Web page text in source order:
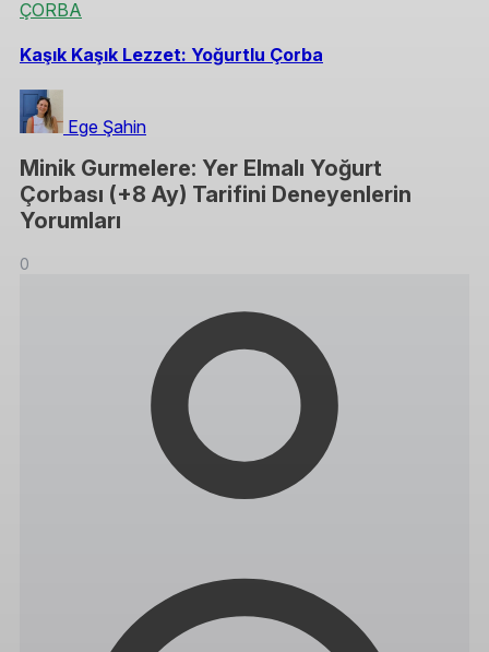
ÇORBA
Kaşık Kaşık Lezzet: Yoğurtlu Çorba
Ege Şahin
Minik Gurmelere: Yer Elmalı Yoğurt
Çorbası (+8 Ay) Tarifini Deneyenlerin
Yorumları
0